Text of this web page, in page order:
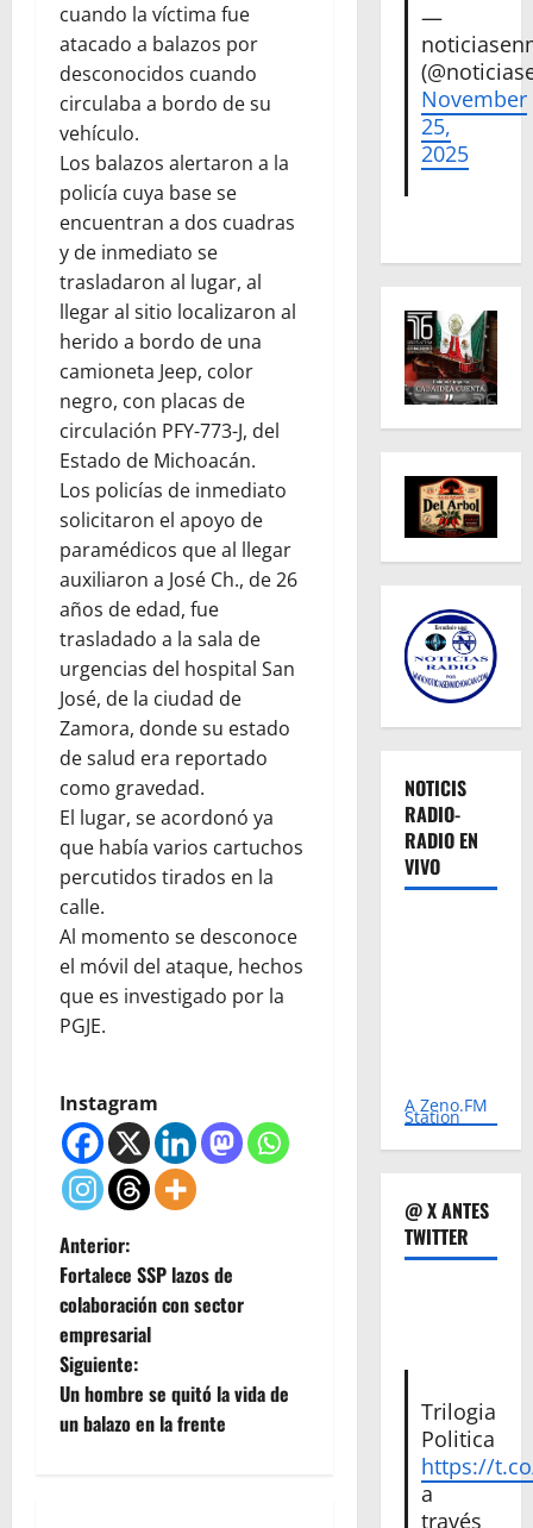
cuando la víctima fue
atacado a balazos por
desconocidos cuando
circulaba a bordo de su
vehículo.
Los balazos alertaron a la
policía cuya base se
encuentran a dos cuadras
y de inmediato se
trasladaron al lugar, al
llegar al sitio localizaron al
herido a bordo de una
camioneta Jeep, color
negro, con placas de
circulación PFY-773-J, del
Estado de Michoacán.
Los policías de inmediato
solicitaron el apoyo de
paramédicos que al llegar
auxiliaron a José Ch., de 26
años de edad, fue
trasladado a la sala de
urgencias del hospital San
José, de la ciudad de
Zamora, donde su estado
de salud era reportado
como gravedad.
El lugar, se acordonó ya
que había varios cartuchos
percutidos tirados en la
calle.
Al momento se desconoce
el móvil del ataque, hechos
que es investigado por la
PGJE.
Instagram
N
a
v
e
Anterior:
Fortalece SSP lazos de
colaboración con sector
empresarial
Siguiente:
Un hombre se quitó la vida de
un balazo en la frente
—
November
25,
2025
NOTICIS
RADIO-
RADIO EN
VIVO
A Zeno.FM
Station
@ X ANTES
TWITTER
Trilogia
Politica
https://
a
través